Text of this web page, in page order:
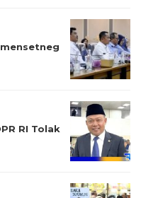
RI Tolak